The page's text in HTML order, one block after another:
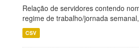
Relação de servidores contendo
regime de trabalho/jornada
CSV